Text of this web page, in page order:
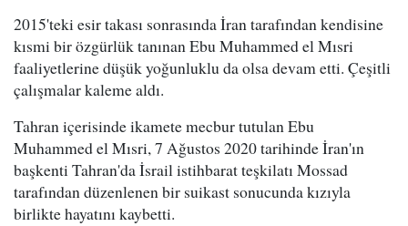
2015'teki esir takası sonrasında İran tarafından kendisine
kısmi bir özgürlük tanınan Ebu Muhammed el Mısri
faaliyetlerine düşük yoğunluklu da olsa devam etti. Çeşitli
çalışmalar kaleme aldı.
Tahran içerisinde ikamete mecbur tutulan Ebu
Muhammed el Mısri, 7 Ağustos 2020 tarihinde İran'ın
başkenti Tahran'da İsrail istihbarat teşkilatı Mossad
tarafından düzenlenen bir suikast sonucunda kızıyla
birlikte hayatını kaybetti.